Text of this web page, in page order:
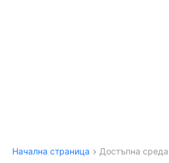
Начална страница Достъпна среда